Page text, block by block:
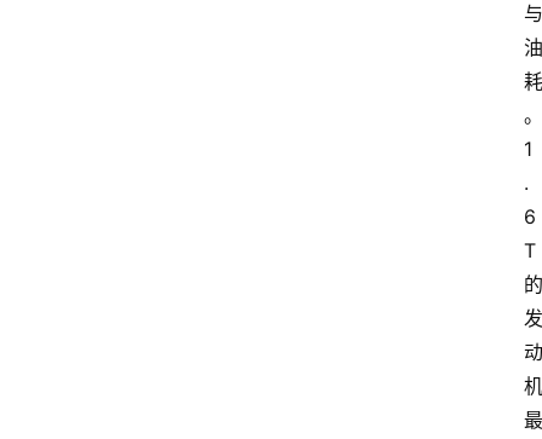
与
油
耗
。
1
.
6
T
的
发
动
机
最